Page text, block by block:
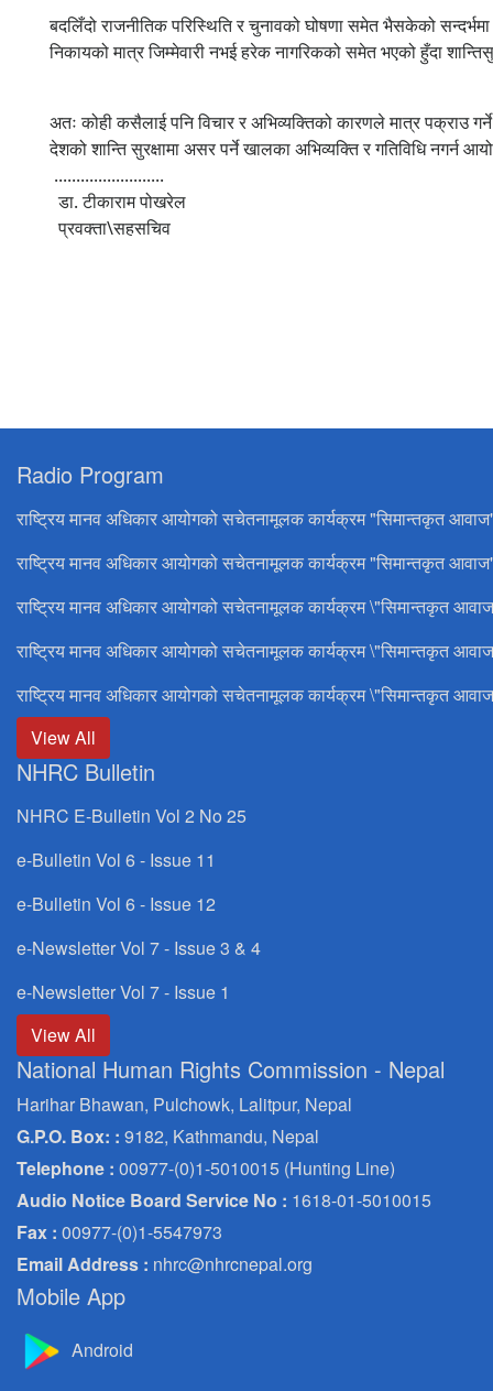
बदलिँदो राजनीतिक परिस्थिति र चुनावको घोषणा समेत भैसकेको
निकायको मात्र जिम्मेवारी नभई हरेक नागरिकको समेत भएको हुँदा
अतः कोही कसैलाई पनि विचार र अभिव्यक्तिको कारणले मात्र पक्राउ
देशको शान्ति सुरक्षामा असर पर्ने खालका अभिव्यक्ति र गतिविधि
.........................
डा. टीकाराम पोखरेल
प्रवक्ता\सहसचिव
Radio Program
राष्ट्रिय मानव अधिकार आयोगको सचेतनामूलक कार्यक्रम "सिमान्तकृत
राष्ट्रिय मानव अधिकार आयोगको सचेतनामूलक कार्यक्रम "सिमान्तकृत
राष्ट्रिय मानव अधिकार आयोगको सचेतनामूलक कार्यक्रम \"सिमान्तकृत
राष्ट्रिय मानव अधिकार आयोगको सचेतनामूलक कार्यक्रम \"सिमान्तकृत
राष्ट्रिय मानव अधिकार आयोगको सचेतनामूलक कार्यक्रम \"सिमान्तकृत
View All
NHRC Bulletin
NHRC E-Bulletin Vol 2 No 25
e-Bulletin Vol 6 - Issue 11
e-Bulletin Vol 6 - Issue 12
e-Newsletter Vol 7 - Issue 3 & 4
e-Newsletter Vol 7 - Issue 1
View All
National Human Rights Commission - Nepal
Harihar Bhawan, Pulchowk, Lalitpur, Nepal
G.P.O. Box: : 9182, Kathmandu, Nepal
Telephone : 00977-(0)1-5010015 (Hunting Line)
Audio Notice Board Service No : 1618-01-5010015
Fax : 00977-(0)1-5547973
Email Address : nhrc@nhrcnepal.org
Mobile App
Android